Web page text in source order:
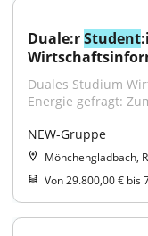
Duale:r Student
Duales Studium
Energie gefragt:
NEW-Gruppe
Mönchengladbach,
Von 29.800,00 € bis